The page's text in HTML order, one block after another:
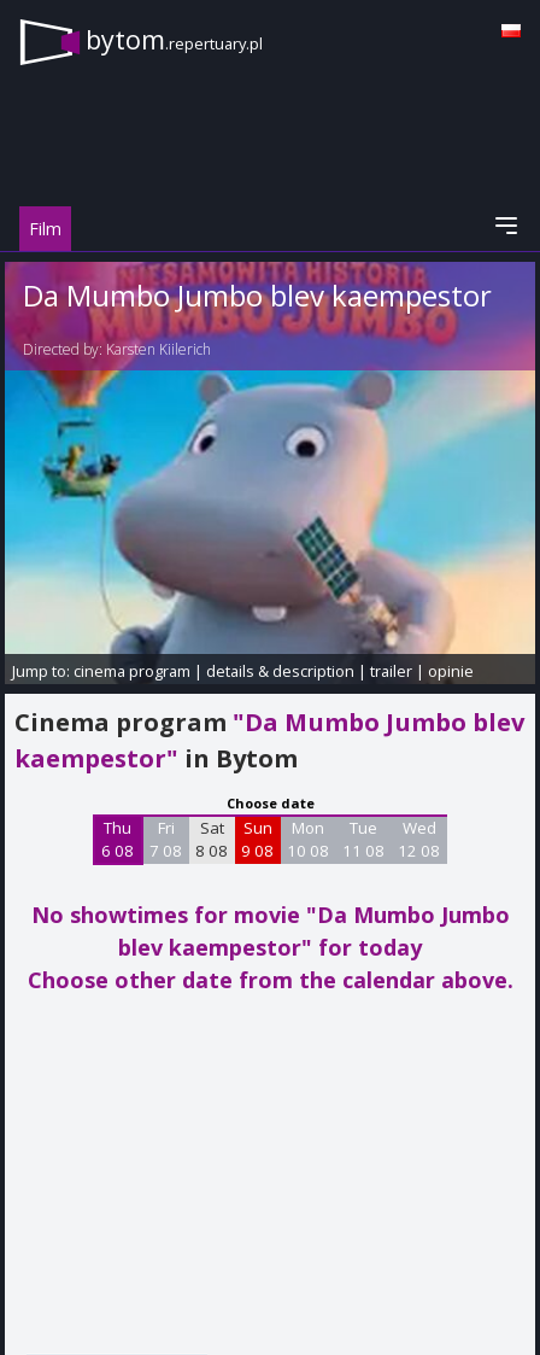
bytom.repertuary.pl
Film
Da Mumbo Jumbo blev kaempestor
Directed by: Karsten Kiilerich
Jump to: cinema program |details & description |trailer | opinie
Cinema program "Da Mumbo Jumbo blev
kaempestor" in Bytom
Choose date
Thu
6 08
Fri
7 08
Sat
8 08
Sun
9 08
Mon
10 08
Tue
11 08
Wed
12 08
No showtimes for movie "Da Mumbo Jumbo
blev kaempestor" for today
Choose other date from the calendar above.